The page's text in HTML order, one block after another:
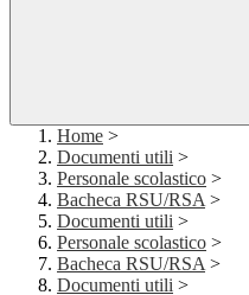
Home >
Documenti utili >
Personale scolastico >
Bacheca RSU/RSA >
Documenti utili >
Personale scolastico >
Bacheca RSU/RSA >
Documenti utili >